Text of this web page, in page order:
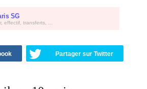
SG
effectif, transferts, ...
Partager sur Twitter